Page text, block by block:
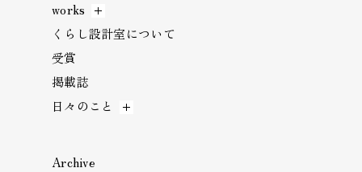
works
くらし設計室について
受賞
掲載誌
日々のこと
Archive